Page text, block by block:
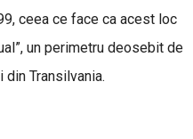
ceea ce face ca acest loc
un perimetru deosebit de
Transilvania.